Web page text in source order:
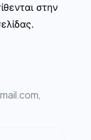
στην